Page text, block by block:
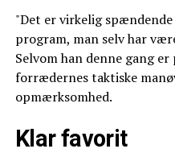
"Det er virkelig
program, man selv har
Selvom han denne gang
forrædernes taktiske
opmærksomhed.
Klar favorit